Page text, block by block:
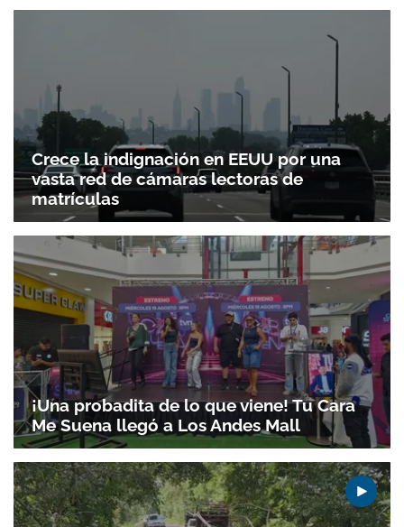
Crece la indignación en EEUU por una
vasta red de cámaras lectoras de
matrículas
¡Una probadita de lo que viene! Tu Cara
Me Suena llegó a Los Andes Mall